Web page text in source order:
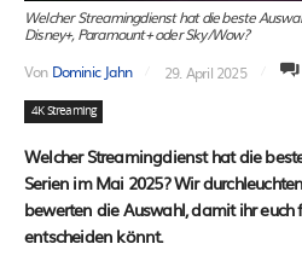
Welcher Streamingdienst hat die beste
Disney+, Paramount+ oder Sky/Wow?
Von Dominic Jahn 29. April 2025
4K Streaming
Welcher Streamingdienst hat die
Serien im Mai 2025? Wir
bewerten die Auswahl, damit ihr
entscheiden könnt.